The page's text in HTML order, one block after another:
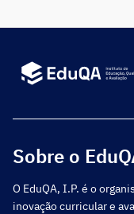
Sobre o
O EduQA, I.P. é o
inovação curricular e